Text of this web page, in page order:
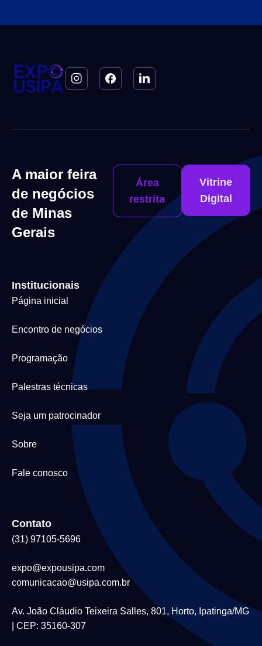
A maior feira
de negócios
de Minas
Gerais
Área
restrita
Vitrine
Digital
Institucionais
Página inicial
Encontro de negócios
Programação
Palestras técnicas
Seja um patrocinador
Sobre
Fale conosco
Contato
(31) 97105-5696
expo@expousipa.com
comunicacao@usipa.com.br
Av. João Cláudio Teixeira Salles, 801, Horto, Ipatinga/MG
| CEP: 35160-307